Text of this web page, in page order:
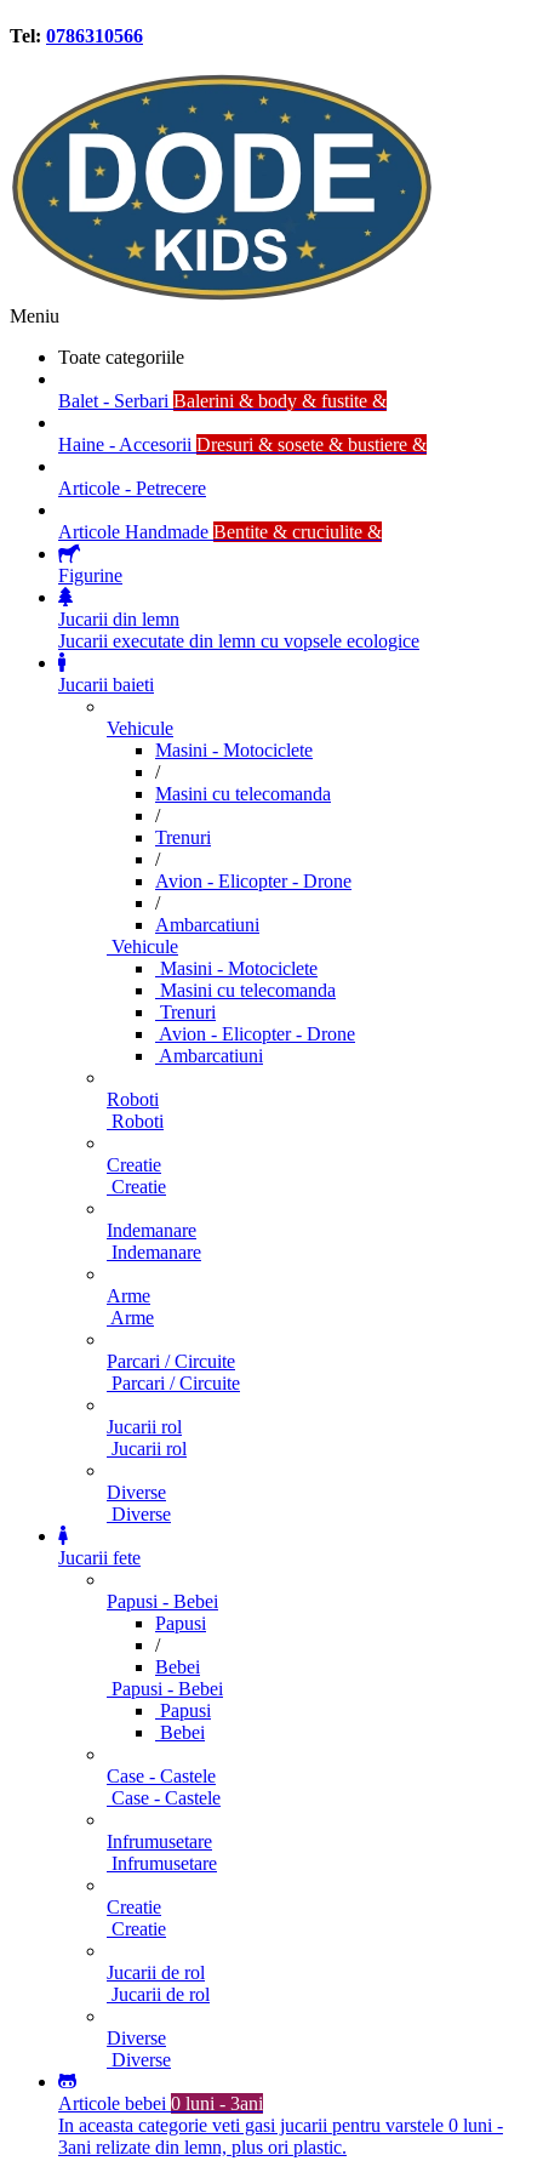
Tel: 0786310566
Meniu
Toate categoriile
Balet - Serbari Balerini & body & fustite &
Haine - Accesorii Dresuri & sosete & bustiere &
Articole - Petrecere
Articole Handmade Bentite & cruciulite &
Figurine
Jucarii din lemn
Jucarii executate din lemn cu vopsele ecologice
Jucarii baieti
Vehicule
Masini - Motociclete
/
Masini cu telecomanda
/
Trenuri
/
Avion - Elicopter - Drone
/
Ambarcatiuni
Vehicule
Masini - Motociclete
Masini cu telecomanda
Trenuri
Avion - Elicopter - Drone
Ambarcatiuni
Roboti
Roboti
Creatie
Creatie
Indemanare
Indemanare
Arme
Arme
Parcari / Circuite
Parcari / Circuite
Jucarii rol
Jucarii rol
Diverse
Diverse
Jucarii fete
Papusi - Bebei
Papusi
/
Bebei
Papusi - Bebei
Papusi
Bebei
Case - Castele
Case - Castele
Infrumusetare
Infrumusetare
Creatie
Creatie
Jucarii de rol
Jucarii de rol
Diverse
Diverse
Articole bebei 0 luni - 3ani
In aceasta categorie veti gasi jucarii pentru varstele 0 luni -
3ani relizate din lemn, plus ori plastic.